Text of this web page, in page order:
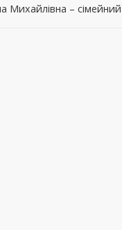
Михайлівна –